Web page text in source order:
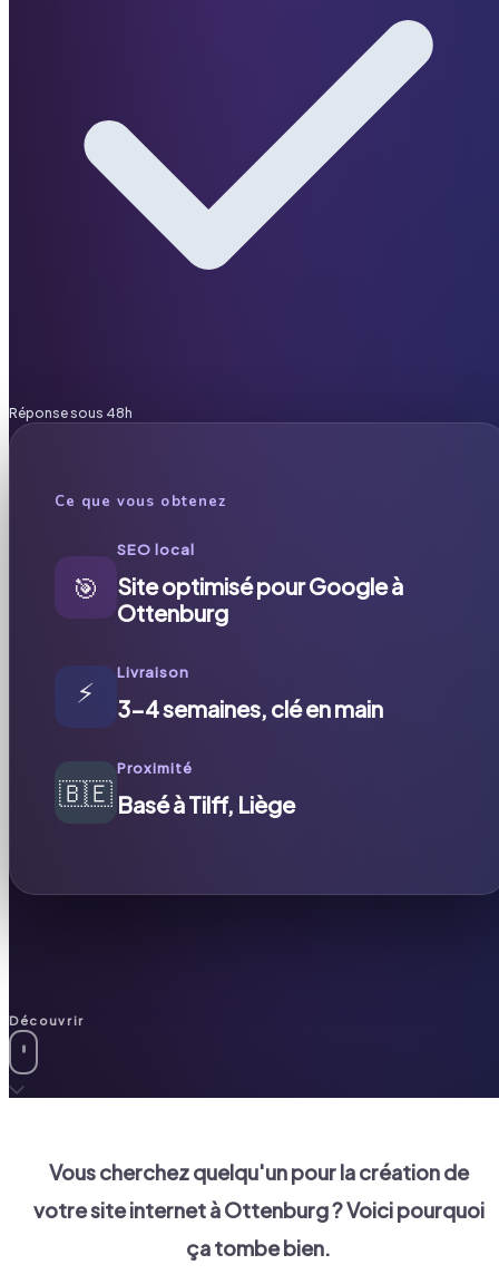
Réponse sous 48h
Ce que vous obtenez
🎯
SEO local
Site optimisé pour Google à
Ottenburg
⚡
Livraison
3-4 semaines, clé en main
🇧🇪
Proximité
Basé à Tilff, Liège
Découvrir
Vous cherchez quelqu'un pour la création de
votre site internet àOttenburg? Voici pourquoi
ça tombe bien.